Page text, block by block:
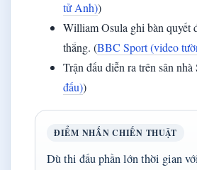
tử Anh))
William Osula ghi bàn quyết
thắng. (BBC Sport (video
Trận đấu diễn ra trên sân nhà
đấu))
ĐIỂM NHẤN CHIẾN THUẬT
Dù thi đấu phần lớn thời gian